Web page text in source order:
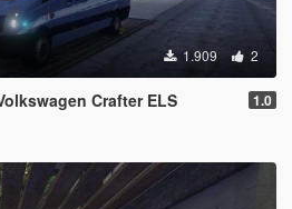
1.909 2
Crafter ELS 1.0